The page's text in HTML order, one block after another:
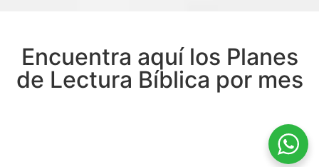
Encuentra aquí los Planes
de Lectura Bíblica por mes